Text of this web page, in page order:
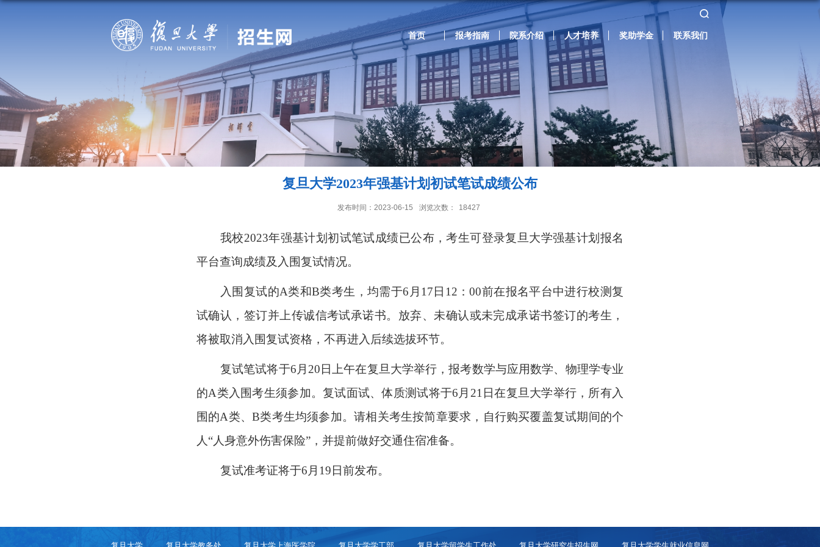
首页 报考指南 院系介绍 人才培养 奖助学金 联系我们
复旦大学2023年强基计划初试笔试成绩公布
发布时间：2023-06-15 浏览次数： 18427
我校2023年强基计划初试笔试成绩已公布，考生可登录复旦大学强基计划报名
平台查询成绩及入围复试情况。
入围复试的A类和B类考生，均需于6 月 17 日 12 ：00前在报名平台中进行校测复
试确认，签订并上传诚信考试承诺书。放弃、未确认或未完成承诺书签订的考生，
将被取消入围复试资格，不再进入后续选拔环节。
复试笔试将于6 月 20 日上午在复旦大学举行，报考数学与应用数学、物理学专业
的A类入围考生须参加。复试面试、体质测试将于6 月 21 日在复旦大学举行，所有入
围的A类、B类考生均须参加。请相关考生按简章要求，自行购买覆盖复试期间的个
人“人身意外伤害保险”，并提前做好交通住宿准备。
复试准考证将于6 月 19 日前发布。